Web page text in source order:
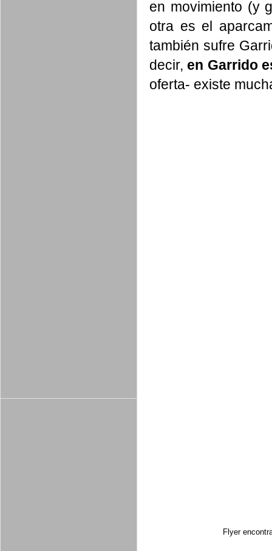
en movimiento (y
otra es el
también sufre
decir, en Garrido
oferta- existe
Flyer